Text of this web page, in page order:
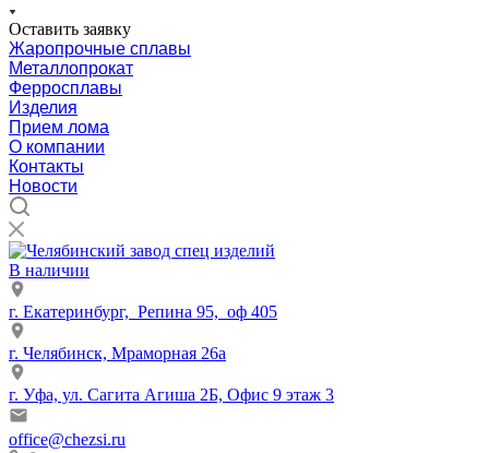
Оставить заявку
Жаропрочные сплавы
Металлопрокат
Ферросплавы
Изделия
Прием лома
О компании
Контакты
Новости
В наличии
г. Екатеринбург, Репина 95, оф 405
г. Челябинск, Мраморная 26а
г. Уфа, ул. Сагита Агиша 2Б, Офис 9 этаж 3
office@chezsi.ru